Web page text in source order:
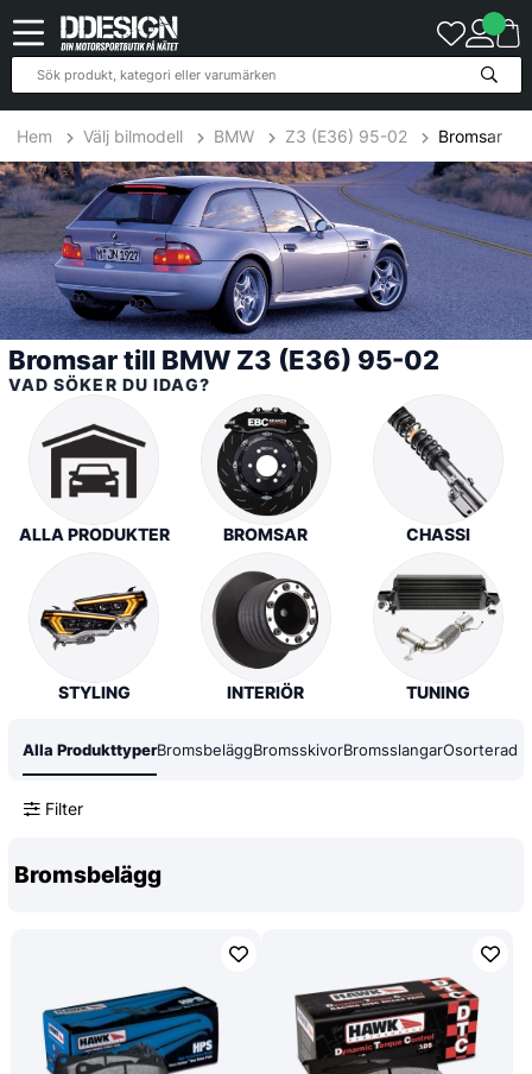
Hem Välj bilmodell BMW Z3 (E36) 95-02 Bromsar
Bromsar till BMW Z3 (E36) 95-02
VAD SÖKER DU IDAG?
ALLA PRODUKTER BROMSAR CHASSI
STYLING INTERIÖR TUNING
Alla ProdukttyperBromsbeläggBromsskivorBromsslangarOsorterad
Filter
31 Produkter
Bromsbelägg